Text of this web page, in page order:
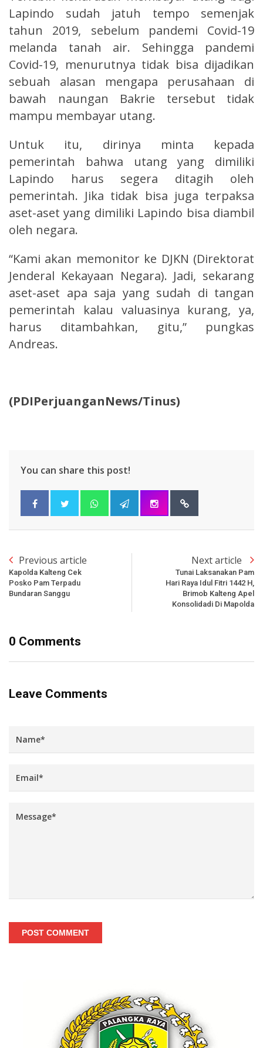
Lapindo sudah jatuh tempo semenjak
tahun 2019, sebelum pandemi Covid-19
melanda tanah air. Sehingga pandemi
Covid-19, menurutnya tidak bisa dijadikan
sebuah alasan mengapa perusahaan di
bawah naungan Bakrie tersebut tidak
mampu membayar utang.
Untuk itu, dirinya minta kepada
pemerintah bahwa utang yang dimiliki
Lapindo harus segera ditagih oleh
pemerintah. Jika tidak bisa juga terpaksa
aset-aset yang dimiliki Lapindo bisa diambil
oleh negara.
“Kami akan memonitor ke DJKN (Direktorat
Jenderal Kekayaan Negara). Jadi, sekarang
aset-aset apa saja yang sudah di tangan
pemerintah kalau valuasinya kurang, ya,
harus ditambahkan, gitu,” pungkas
Andreas.
(PDIPerjuanganNews/Tinus)
You can share this post!
Previous article
Kapolda Kalteng Cek
Posko Pam Terpadu
Bundaran Sanggu
Next article
Tunai Laksanakan Pam
Hari Raya Idul Fitri 1442 H,
Brimob Kalteng Apel
Konsolidadi Di Mapolda
0 Comments
Leave Comments
POST COMMENT